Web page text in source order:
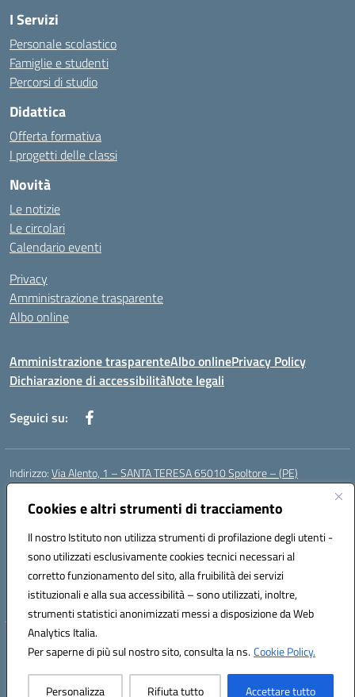
Cookies e altri strumenti di tracciamento
Il nostro Istituto non utilizza strumenti di profilazione degli utenti -
sono utilizzati esclusivamente cookies tecnici necessari al
corretto funzionamento del sito, alla fruibilità dei servizi
istituzionali e alla sua accessibilità – sono utilizzati, inoltre,
strumenti statistici anonimizzati messi a disposizione da Web
Analytics Italia.
Per saperne di più sul nostro sito, consulta la ns.Cookie Policy.
Personalizza Rifiuta tutto Accettare tutto
I Servizi
Personale scolastico
Famiglie e studenti
Percorsi di studio
Didattica
Offerta formativa
I progetti delle classi
Novità
Le notizie
Le circolari
Calendario eventi
Privacy
Amministrazione trasparente
Albo online
Amministrazione trasparenteAlbo onlinePrivacy Policy
Dichiarazione di accessibilitàNote legali
Seguici su:
Indirizzo:Via Alento, 1 – SANTA TERESA 65010 Spoltore – (PE)
Centralino:
Posta elettronica certificata (PEC):peee052003@pec.istruzione.it
Codice fiscale: 80006490686
Codice meccanografico:peee052003
Codice Indice delle Pubbliche Amministrazioni (IPA): istsc_peee052003
Codice unico di fatturazione (CUF): UF01MF
Hosting & Powered by 3D Solution S.r.l.
Concept & Design by Designers Italia